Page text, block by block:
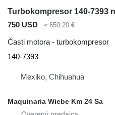
750 USD ≈ 650,20 €
Časti motora - turbokompresor
140-7393
Mexiko, Chihuahua
Maquinaria Wiebe Km 24 Sa